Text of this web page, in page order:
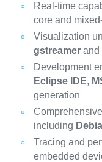
Real-time
core and
Visualization
gstreamerand
Development
Eclipse IDE,
generation
Comprehensive
including
Tracing and
embedded